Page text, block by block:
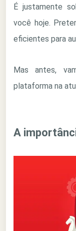
É justamente
você hoje.
eficientes para
Mas antes,
plataforma na
A